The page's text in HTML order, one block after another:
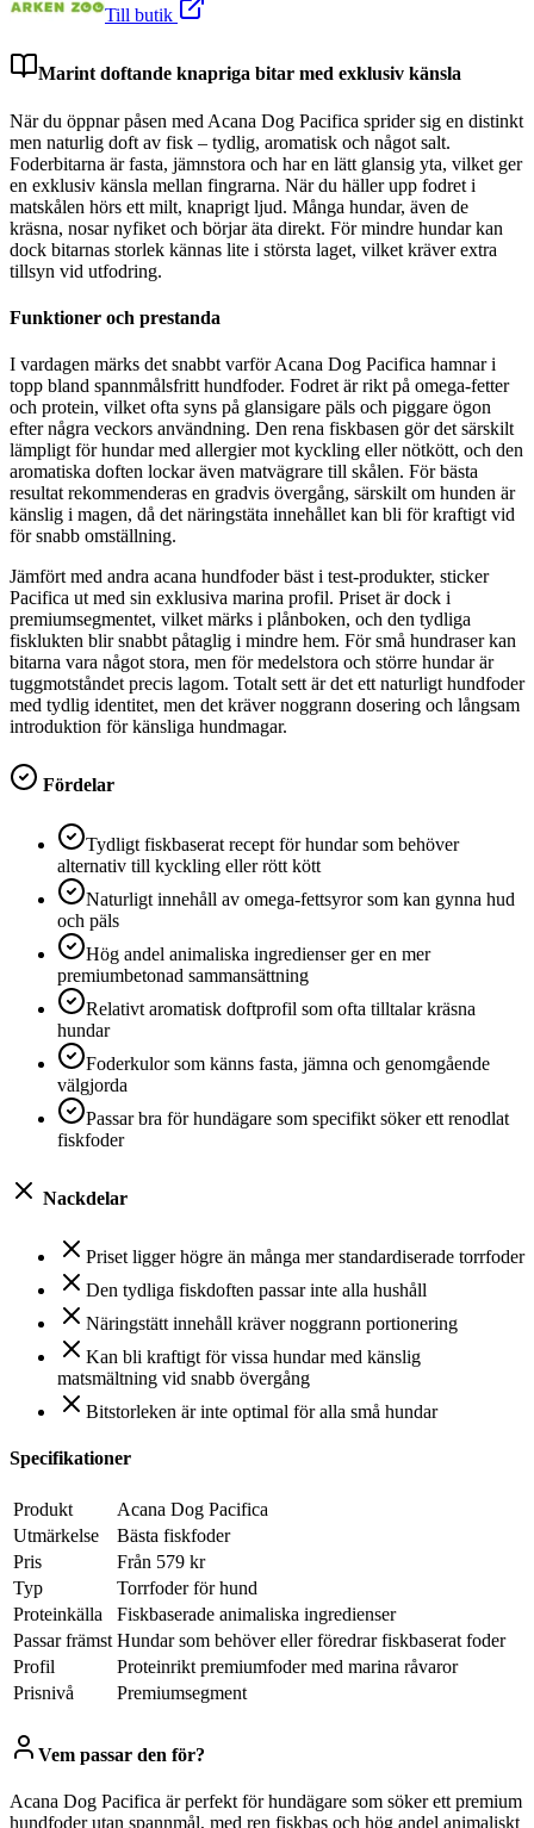
Till butik
Marint doftande knapriga bitar med exklusiv känsla
När du öppnar påsen med Acana Dog Pacifica sprider sig en distinkt
men naturlig doft av fisk – tydlig, aromatisk och något salt.
Foderbitarna är fasta, jämnstora och har en lätt glansig yta, vilket ger
en exklusiv känsla mellan fingrarna. När du häller upp fodret i
matskålen hörs ett milt, knaprigt ljud. Många hundar, även de
kräsna, nosar nyfiket och börjar äta direkt. För mindre hundar kan
dock bitarnas storlek kännas lite i största laget, vilket kräver extra
tillsyn vid utfodring.
Funktioner och prestanda
I vardagen märks det snabbt varför Acana Dog Pacifica hamnar i
topp bland spannmålsfritt hundfoder. Fodret är rikt på omega-fetter
och protein, vilket ofta syns på glansigare päls och piggare ögon
efter några veckors användning. Den rena fiskbasen gör det särskilt
lämpligt för hundar med allergier mot kyckling eller nötkött, och den
aromatiska doften lockar även matvägrare till skålen. För bästa
resultat rekommenderas en gradvis övergång, särskilt om hunden är
känslig i magen, då det näringstäta innehållet kan bli för kraftigt vid
för snabb omställning.
Jämfört med andra acana hundfoder bäst i test-produkter, sticker
Pacifica ut med sin exklusiva marina profil. Priset är dock i
premiumsegmentet, vilket märks i plånboken, och den tydliga
fisklukten blir snabbt påtaglig i mindre hem. För små hundraser kan
bitarna vara något stora, men för medelstora och större hundar är
tuggmotståndet precis lagom. Totalt sett är det ett naturligt hundfoder
med tydlig identitet, men det kräver noggrann dosering och långsam
introduktion för känsliga hundmagar.
Fördelar
Tydligt fiskbaserat recept för hundar som behöver
alternativ till kyckling eller rött kött
Naturligt innehåll av omega-fettsyror som kan gynna hud
och päls
Hög andel animaliska ingredienser ger en mer
premiumbetonad sammansättning
Relativt aromatisk doftprofil som ofta tilltalar kräsna
hundar
Foderkulor som känns fasta, jämna och genomgående
välgjorda
Passar bra för hundägare som specifikt söker ett renodlat
fiskfoder
Nackdelar
Priset ligger högre än många mer standardiserade torrfoder
Den tydliga fiskdoften passar inte alla hushåll
Näringstätt innehåll kräver noggrann portionering
Kan bli kraftigt för vissa hundar med känslig
matsmältning vid snabb övergång
Bitstorleken är inte optimal för alla små hundar
Specifikationer
Produkt
Acana Dog Pacifica
Utmärkelse
Bästa fiskfoder
Pris
Från 579 kr
Typ
Torrfoder för hund
Proteinkälla
Fiskbaserade animaliska ingredienser
Passar främst Hundar som behöver eller föredrar fiskbaserat foder
Profil
Proteinrikt premiumfoder med marina råvaror
Prisnivå
Premiumsegment
Vem passar den för?
Acana Dog Pacifica är perfekt för hundägare som söker ett premium
hundfoder utan spannmål, med ren fiskbas och hög andel animaliskt